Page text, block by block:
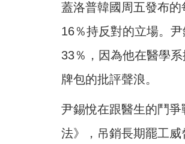
蓋洛普韓國周五發布
16％持反對的立場。
33％，因為他在醫學
牌包的批評聲浪。
尹錫悅在跟醫生的鬥
法》，吊銷長期罷工